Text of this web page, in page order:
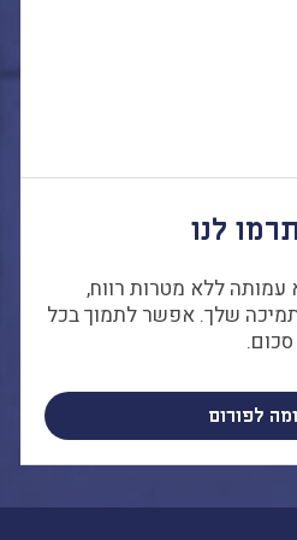
תרמו לנו
עמותה ללא מטרות רווח,
שלך. אפשר לתמוך בכל
סכום.
לפורום